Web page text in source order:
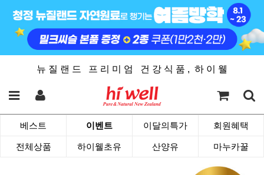
뉴 질 랜 드 프 리 미 엄 건 강 식 품 , 하 이 웰
베스트 이벤트 이달의특가 회원혜택
전체상품 하이웰초유 산양유 마누카꿀